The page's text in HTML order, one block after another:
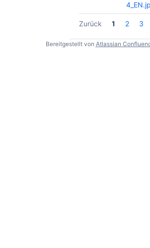
Zurück 1 2 3
Bereitgestellt von Atlassian